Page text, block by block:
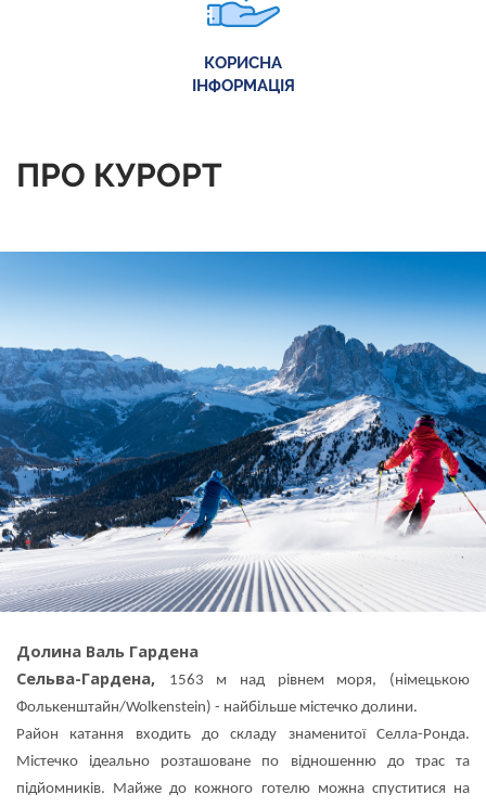
КОРИСНА
ІНФОРМАЦІЯ
ПРО КУРОРТ
Долина Валь Гардена
Сельва-Гардена,
1563 м над рівнем моря, (німецькою
Фолькенштайн/Wolkenstein) - найбільше містечко долини.
Район катання входить до складу знаменитої Селла-Ронда.
Містечко ідеально розташоване по відношенню до трас та
підйомників. Майже до кожного готелю можна спуститися на